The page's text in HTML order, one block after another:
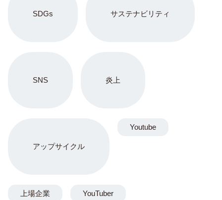
SDGs サステナビリティ
SNS 炎上
アップサイクル
Youtube
上場企業 YouTuber